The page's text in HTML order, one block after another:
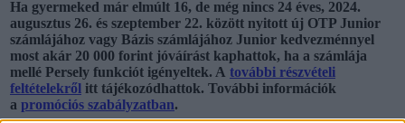
Ha gyermeked már elmúlt 16, de még nincs 24 éves, 2024.
augusztus 26. és szeptember 22. között nyitott új OTP Junior
számlájához vagy Bázis számlájához Junior kedvezménnyel
most akár 20 000 forint jóváírást kaphattok, ha a számlája
mellé Persely funkciót igényeltek. A további részvételi
feltételekről itt tájékozódhattok. További információk
a promóciós szabályzatban.